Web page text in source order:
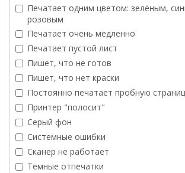
Печатает одним цветом: зелёным,
розовым
Печатает очень медленно
Печатает пустой лист
Пишет, что не готов
Пишет, что нет краски
Постоянно печатает пробную
Принтер "полосит"
Серый фон
Системные ошибки
Сканер не работает
Темные отпечатки